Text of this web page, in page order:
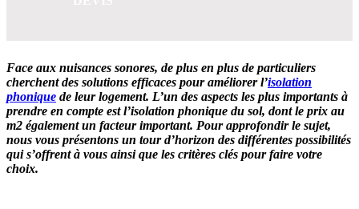
Face aux nuisances sonores, de plus en plus de particuliers
cherchent des solutions efficaces pour améliorer l’isolation
phonique de leur logement. L’un des aspects les plus importants à
prendre en compte est l’isolation phonique du sol, dont le prix au
m2 également un facteur important. Pour approfondir le sujet,
nous vous présentons un tour d’horizon des différentes possibilités
qui s’offrent à vous ainsi que les critères clés pour faire votre
choix.